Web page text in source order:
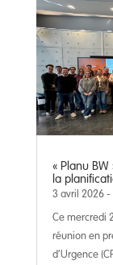
« Planu
la
3 avril 2026 -
Ce mercredi
réunion en
d’Urgence